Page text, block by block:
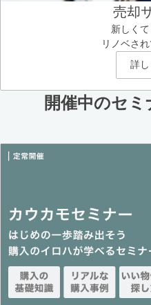
売却
新しく
リノベさ
詳
開催中のセ